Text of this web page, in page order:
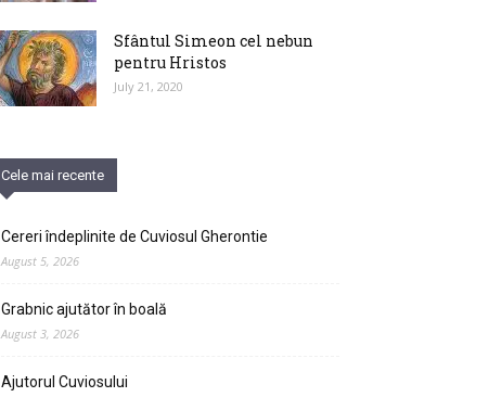
Sfântul Simeon cel nebun
pentru Hristos
July 21, 2020
Cele mai recente
Cereri îndeplinite de Cuviosul Gherontie
August 5, 2026
Grabnic ajutător în boală
August 3, 2026
Ajutorul Cuviosului